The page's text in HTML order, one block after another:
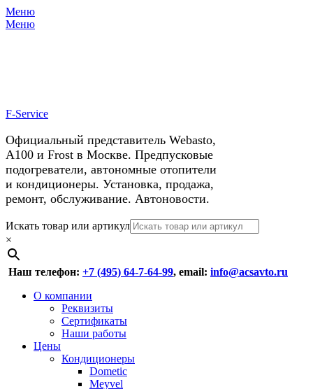
Меню
Меню
F-Service
Официальный представитель Webasto,
А100 и Frost в Москве. Предпусковые
подогреватели, автономные отопители
и кондиционеры. Установка, продажа,
ремонт, обслуживание. Автоновости.
Header
Right
Menu
Перейти
к
содержимому
Искать товар или артикул
×
Наш телефон: +7 (495) 64-7-64-99, email: info@acsavto.ru
Основное
Перейти
содержимому
О компании
Реквизиты
Сертификаты
Наши работы
Цены
Кондиционеры
Dometic
Meyvel
У нас космические скидки на